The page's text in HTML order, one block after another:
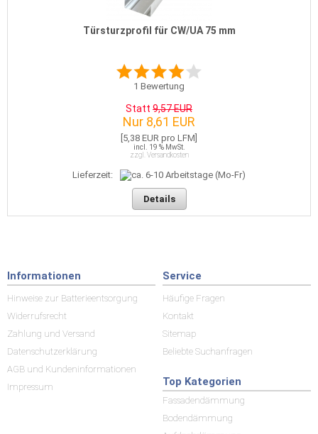
Türsturzprofil für CW/UA 75 mm
1 Bewertung
Statt 9,57 EUR
Nur 8,61 EUR
[5,38 EUR pro LFM]
incl. 19 % MwSt.
zzgl. Versandkosten
Lieferzeit:
Details
Informationen
Hinweise zur Batterieentsorgung
Widerrufsrecht
Zahlung und Versand
Datenschutzerklärung
AGB und Kundeninformationen
Impressum
Service
Häufige Fragen
Kontakt
Sitemap
Beliebte Suchanfragen
Top Kategorien
Fassadendämmung
Bodendämmung